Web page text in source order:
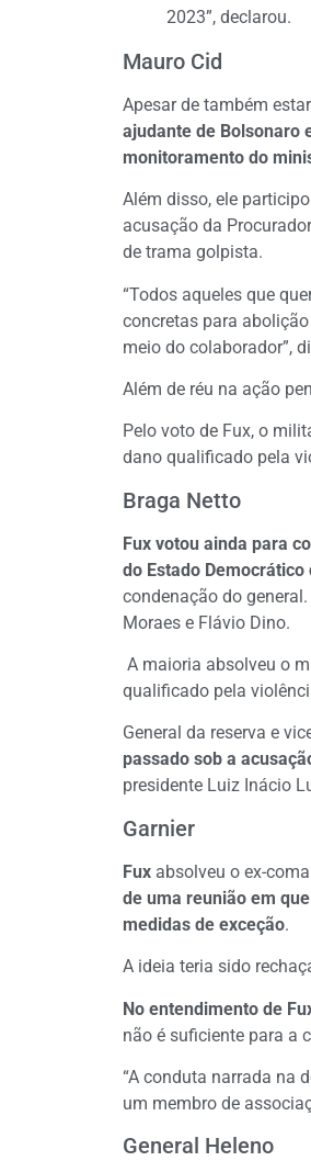
2023”, declarou.
Mauro Cid
Apesar de também
ajudante de Bolsonaro
monitoramento do
Além disso, ele
acusação da
de trama golpista.
“Todos aqueles que
concretas para
meio do colaborador”,
Além de réu na ação
Pelo voto de Fux, o
dano qualificado pela
Braga Netto
Fux votou ainda para
do Estado Democrático
condenação do
Moraes e Flávio Dino.
A maioria absolveu o
qualificado pela
General da reserva e
passado sob a
presidente Luiz Inácio
Garnier
Fux absolveu o ex-
de uma reunião em
medidas de exceção.
A ideia teria sido
No entendimento de
não é suficiente para a
“A conduta narrada na
um membro de
General Heleno